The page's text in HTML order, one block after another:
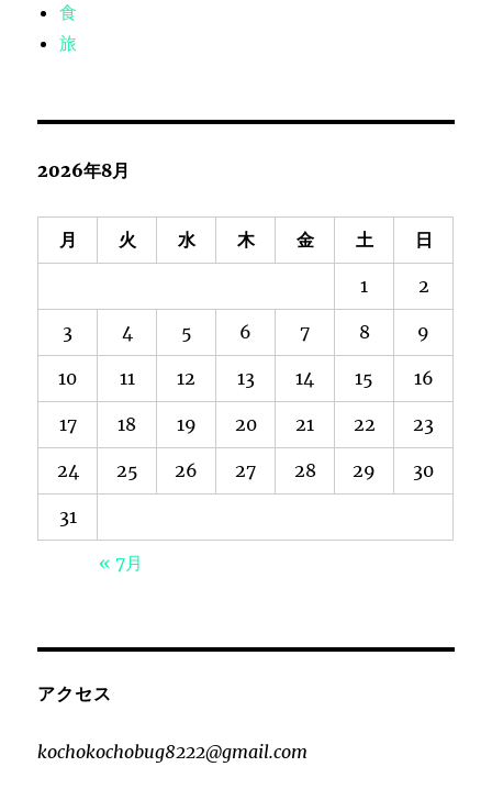
食
旅
2026年8月
月 火 水 木 金 土 日
1 2
3 4 5 6 7 8 9
10 11 12 13 14 15 16
17 18 19 20 21 22 23
24 25 26 27 28 29 30
31
« 7月
アクセス
kochokochobug8222@gmail.com